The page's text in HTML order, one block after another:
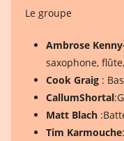
Le groupe
Ambrose
saxophone,
Cook Graig :
CallumShortal
Matt Blach
Tim Karmouche